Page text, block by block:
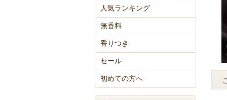
人気ランキング
無香料
香りつき
セール
初めての方へ